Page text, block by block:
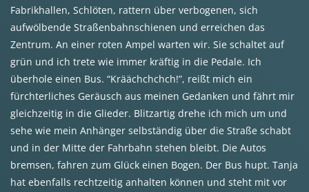
Fabrikhallen, Schlöten, rattern über verbogenen, sich
aufwölbende Straßenbahnschienen und erreichen das
Zentrum. An einer roten Ampel warten wir. Sie schaltet auf
grün und ich trete wie immer kräftig in die Pedale. Ich
überhole einen Bus. “Kräächchchch!”, reißt mich ein
fürchterliches Geräusch aus meinen Gedanken und fährt mir
gleichzeitig in die Glieder. Blitzartig drehe ich mich um und
sehe wie mein Anhänger selbständig über die Straße schabt
und in der Mitte der Fahrbahn stehen bleibt. Die Autos
bremsen, fahren zum Glück einen Bogen. Der Bus hupt. Tanja
hat ebenfalls rechtzeitig anhalten können und steht mit vor